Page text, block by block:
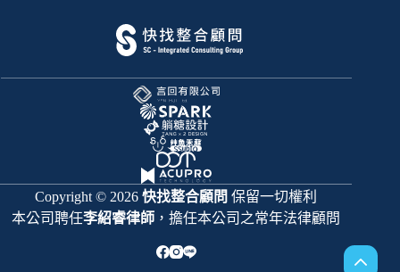
Copyright © 2026快找整合顧問 保留一切權利
本公司聘任李紹睿律師 ，擔任本公司之常年法律顧問